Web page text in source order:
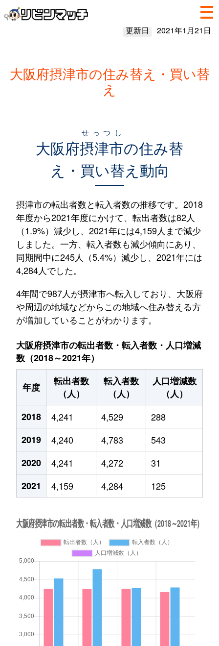
更新日 2021年1月21日
大阪府摂津市の住み替え・買い替
え
大阪府摂津市
せっつし
の住み替
え・買い替え動向
摂津市の転出者数と転入者数の推移です。2018
年度から2021年度にかけて、転出者数は82人
（1.9%）減少し、2021年には4,159人まで減少
しました。一方、転入者数も減少傾向にあり、
同期間中に245人（5.4%）減少し、2021年には
4,284人でした。
4年間で987人が摂津市へ転入しており、大阪府
や周辺の地域などからこの地域へ住み替える方
が増加していることがわかります。
大阪府摂津市の転出者数・転入者数・人口増減
数（2018～2021年）
年度
転出者数
（人）
転入者数
（人）
人口増減数
（人）
2018
4,241 4,529
288
2019
4,240 4,783
543
2020
4,241 4,272
31
2021
4,159 4,284 125